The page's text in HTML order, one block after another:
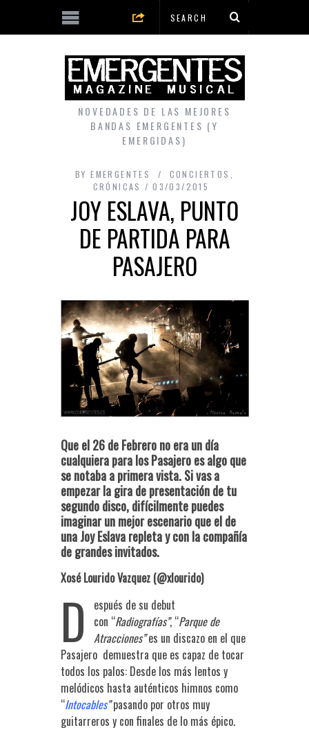
NOVEDADES DE LAS MEJORES
BANDAS EMERGENTES (Y
EMERGIDAS)
BY EMERGENTES CONCIERTOS
CRÓNICAS
03/03/2015
JOY ESLAVA, PUNTO
DE PARTIDA PARA
PASAJERO
Que el 26 de Febrero no era un día
cualquiera para los Pasajero es algo que
se notaba a primera vista. Si vas a
empezar la gira de presentación de tu
segundo disco, difícilmente puedes
imaginar un mejor escenario que el de
una Joy Eslava repleta y con la compañía
de grandes invitados.
Xosé Lourido Vazquez (@xlourido)
D
espués de su debut
con “Radiografías”, “Parque de
Atracciones”es un discazo en el que
Pasajero demuestra que es capaz de tocar
todos los palos: Desde los más lentos y
melódicos hasta auténticos himnos como
“Intocables”pasando por otros muy
guitarreros y con finales de lo más épico.